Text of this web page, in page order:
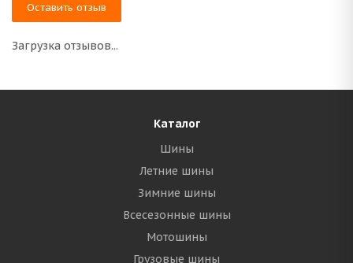
Оставить отзыв
Загрузка отзывов...
Каталог
Шины
Летние шины
Зимние шины
Всесезонные шины
Мотошины
Грузовые шины